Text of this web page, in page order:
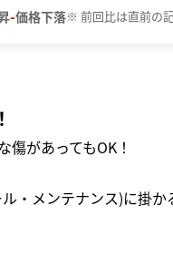
-価格下落※ 前回比は直前の
があってもOK！
・メンテナンス)に掛